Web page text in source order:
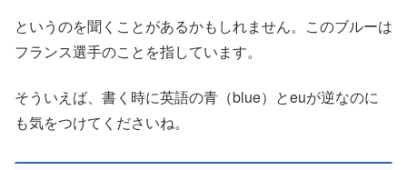
というのを聞くことがあるかもしれません。このブルーは
フランス選手のことを指しています。
そういえば、書く時に英語の青（blue）とeuが逆なのに
も気をつけてくださいね。